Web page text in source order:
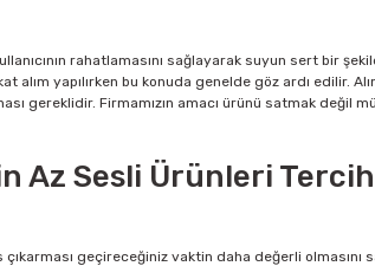
rahatlamasını sağlayarak suyun sert bir
alım yapılırken bu konuda genelde göz ardı
gereklidir. Firmamızın amacı ürünü satmak değil
Az Sesli Ürünleri
çıkarması geçireceğiniz vaktin daha değerli